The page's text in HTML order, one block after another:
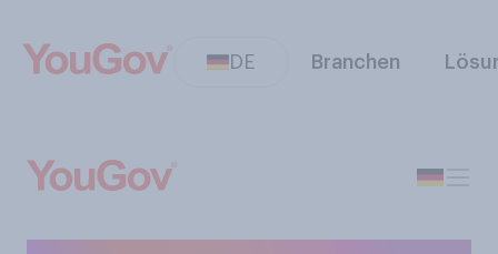
DE Branchen